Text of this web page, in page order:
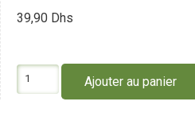
39,90 Dhs
Ajouter au panier